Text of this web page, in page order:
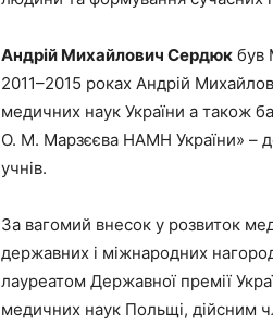
Андрій Михайлович Сердюк був
2011–2015 роках Андрій
медичних наук України а також
О. М. Марзєєва НАМН України» –
учнів.
За вагомий внесок у розвиток
державних і міжнародних
лауреатом Державної премії
медичних наук Польщі, дійсним